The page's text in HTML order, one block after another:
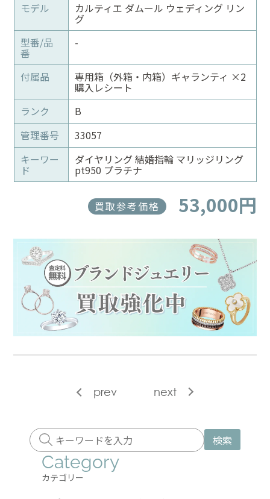
モデル
カルティエ ダムール ウェディング リン
グ
型番/品
番
-
付属品 専用箱（外箱・内箱）ギャランティ ×2
購入レシート
ランク
B
管理番号
33057
キーワー
ド
ダイヤリング 結婚指輪 マリッジリング
pt950 プラチナ
買取参考価格 53,000円
prev next
検索
Category
カテゴリー